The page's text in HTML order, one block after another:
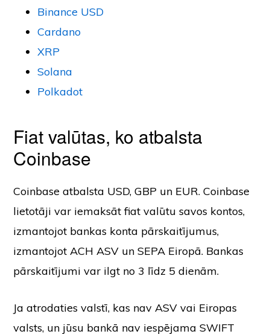
Binance USD
Cardano
XRP
Solana
Polkadot
Fiat valūtas, ko atbalsta
Coinbase
Coinbase atbalsta USD, GBP un EUR. Coinbase
lietotāji var iemaksāt fiat valūtu savos kontos,
izmantojot bankas konta pārskaitījumus,
izmantojot ACH ASV un SEPA Eiropā. Bankas
pārskaitījumi var ilgt no 3 līdz 5 dienām.
Ja atrodaties valstī, kas nav ASV vai Eiropas
valsts, un jūsu bankā nav iespējama SWIFT